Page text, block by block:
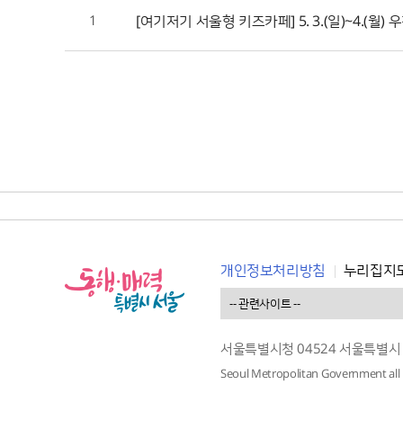
1 [여기저기 서울형 키즈카페] 5. 3.(일)~4.(월)
개인정보처리방침 누리집지
서울특별시청 04524 서울특별
Seoul Metropolitan Government all